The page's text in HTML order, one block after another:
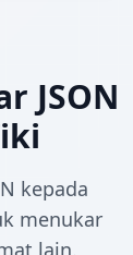
JSON
kepada
menukar
lain.